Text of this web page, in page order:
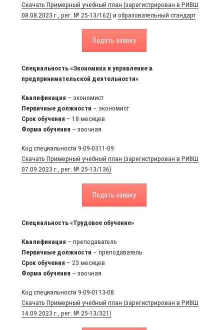
Скачать Примерный учебный план (зарегистрирован в РИВШ
08.08.2023 г., рег. № 25-13/162) и образовательный стандарт
Подать заявку
Специальность «Экономика и управление в
предпринимательской деятельности»
Квалификация – экономист
Первичные должности – экономист
Срок обучения – 18 месяцев
Форма обучения – заочная
Код специальности 9-09-0311-09
Скачать Примерный учебный план (зарегистрирован в РИВШ
07.09.2023 г., рег. № 25-13/136)
Подать заявку
Специальность «Трудовое обучение»
Квалификация – преподаватель
Первичные должности – преподаватель
Срок обучения – 23 месяцев
Форма обучения – заочная
Код специальности 9-09-0113-08
Скачать Примерный учебный план (зарегистрирован в РИВШ
14.09.2023 г., рег. № 25-13/321)